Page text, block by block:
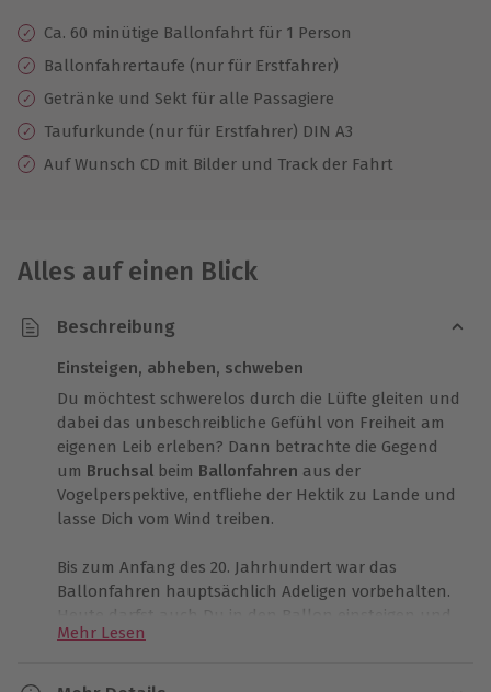
Ca. 60 minütige Ballonfahrt für 1 Person
Ballonfahrertaufe (nur für Erstfahrer)
Getränke und Sekt für alle Passagiere
Taufurkunde (nur für Erstfahrer) DIN A3
Auf Wunsch CD mit Bilder und Track der Fahrt
Alles auf einen Blick
Beschreibung
Einsteigen, abheben, schweben
Du möchtest schwerelos durch die Lüfte gleiten und
dabei das unbeschreibliche Gefühl von Freiheit am
eigenen Leib erleben? Dann betrachte die Gegend
um Bruchsal beim Ballonfahren aus der
Vogelperspektive, entfliehe der Hektik zu Lande und
lasse Dich vom Wind treiben.
Bis zum Anfang des 20. Jahrhundert war das
Ballonfahren hauptsächlich Adeligen vorbehalten.
Heute darfst auch Du in den Ballon einsteigen und
ein unvergessliches Abenteuer erleben.
Bei einer60-minütigen Ballonfahrt
Mehr Lesen